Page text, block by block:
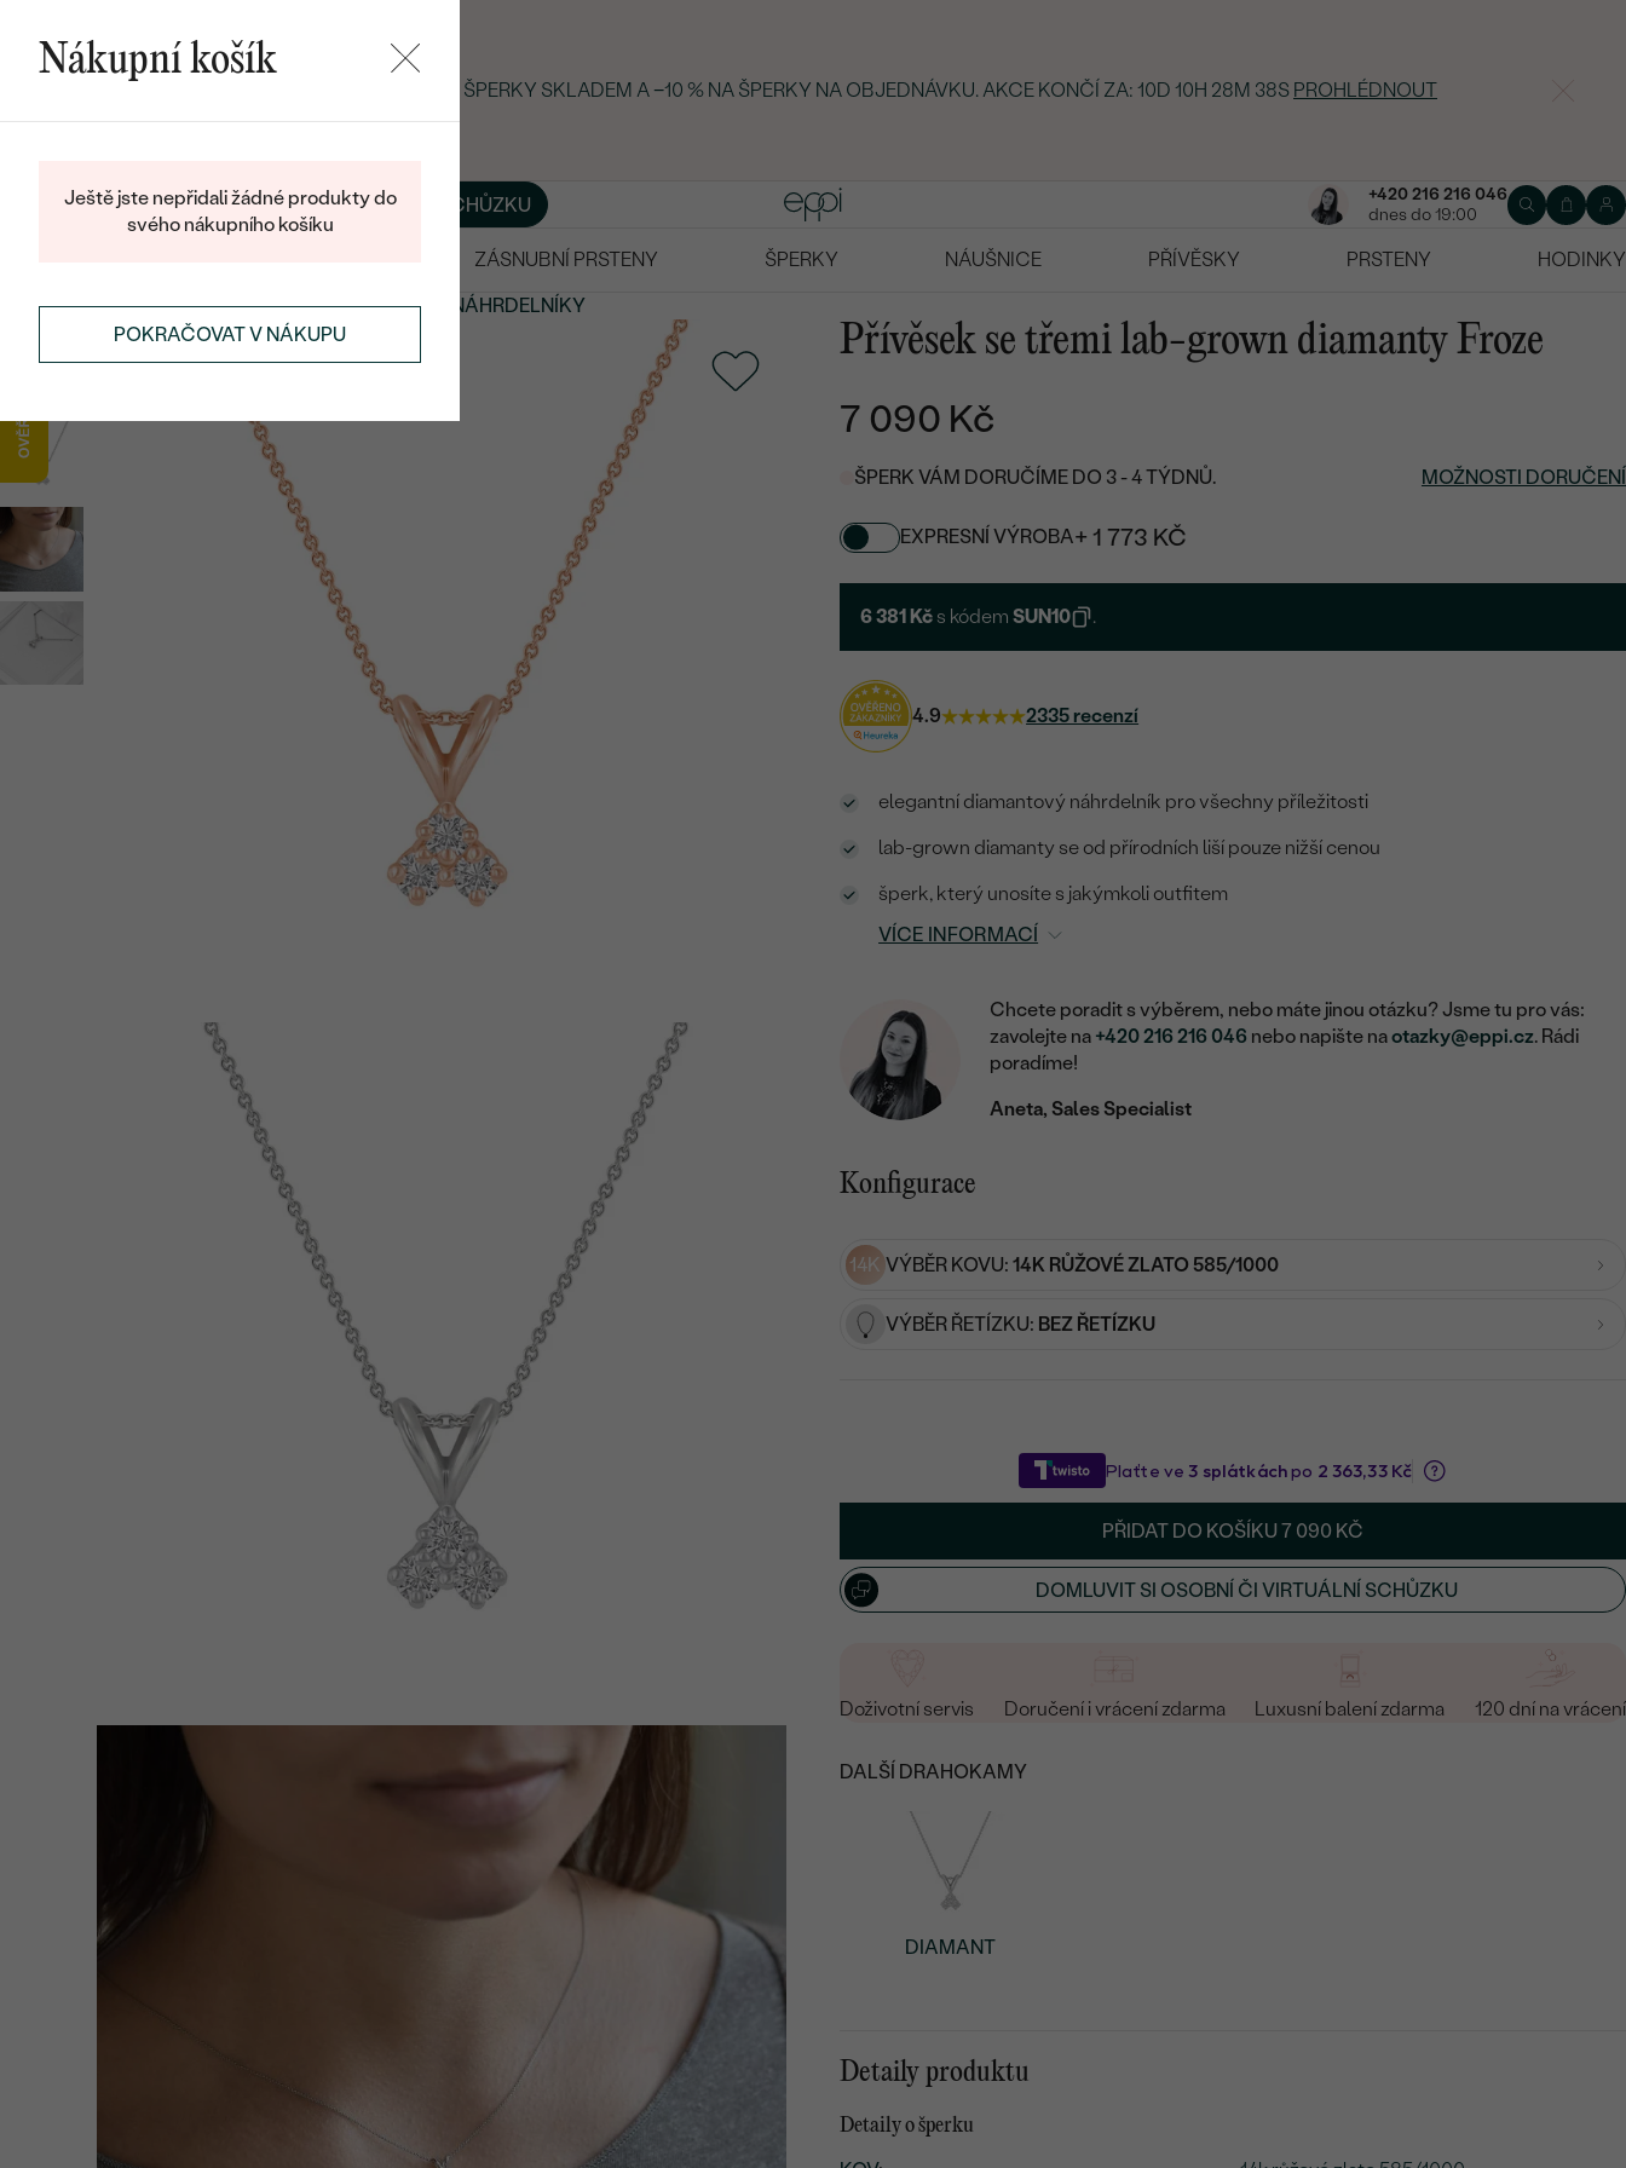
LETNÍ BLACK FRIDAY: −25 % NA ŠPERKY SKLADEM A −10 % NA ŠPERKY NA OBJEDNÁVKU. AKCE KONČÍ ZA:10D 10H 28M 37S PROHLÉDNOUT
BLOGŠPERKY NA MÍRU DOMLUVIT SI SCHŮZKU
+420 216 216 046
dnes do 19:00
ZÁSNUBNÍ PRSTENY ŠPERKY NÁUŠNICE PŘÍVĚSKY PRSTENY
HODINKY
DIAMANTOVÉ ŠPERKYDIAMANTOVÉ PŘÍVĚSKY A NÁHRDELNÍKY
Přívěsek se třemi lab-grown diamanty Froze
7 090 Kč
ŠPERK VÁM DORUČÍME DO 3 - 4 TÝDNŮ. MOŽNOSTI DORUČENÍ
EXPRESNÍ VÝROBA+ 1 773 KČ
6 381 Kč s kódemSUN10 .
4.9 2335 recenzí
elegantní diamantový náhrdelník pro všechny příležitosti
lab-grown diamanty se od přírodních liší pouze nižší cenou
šperk, který unosíte s jakýmkoli outfitem
VÍCE INFORMACÍ
Chcete poradit s výběrem, nebo máte jinou otázku? Jsme tu pro vás:
zavolejte na +420 216 216 046 nebo napište naotazky@eppi.cz. Rádi
poradíme!
Aneta, Sales Specialist
Konfigurace
14K VÝBĚR KOVU: 14K RŮŽOVÉ ZLATO 585/1000
VÝBĚR ŘETÍZKU: BEZ ŘETÍZKU
PŘIDAT DO KOŠÍKU7 090 KČ
DOMLUVIT SI OSOBNÍ ČI VIRTUÁLNÍ SCHŮZKU
Doživotní servis Doručení i vrácení zdarma Luxusní balení zdarma 120 dní na vrácení
DALŠÍ DRAHOKAMY
DIAMANT
Detaily produktu
Detaily o šperku
Nákupní košík
Ještě jste nepřidali žádné produkty do
svého nákupního košíku
POKRAČOVAT V NÁKUPU